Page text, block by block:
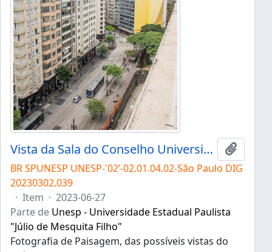
Vista da Sala do Conselho Universitário
BR SPUNESP UNESP-'02’-02.01.04.02-São Paulo DIG
20230302.039
· Item · 2023-06-27
Parte de Unesp - Universidade Estadual Paulista
"Júlio de Mesquita Filho"
Fotografia de Paisagem, das possíveis vistas do